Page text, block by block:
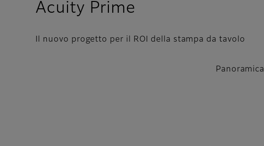
Acuity Prime
Il nuovo progetto per il ROI della stampa da tavolo
Panoramica